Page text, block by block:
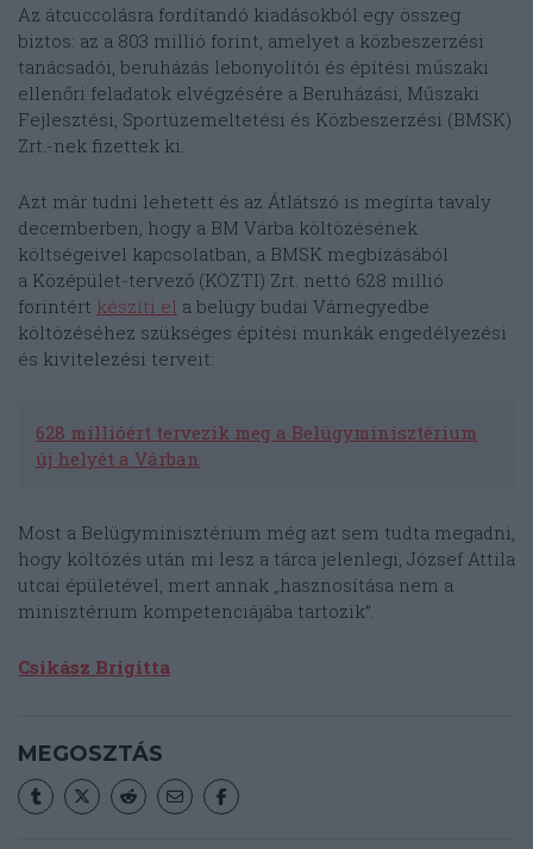
Az átcuccolásra fordítandó kiadásokból egy összeg
biztos: az a 803 millió forint, amelyet a közbeszerzési
tanácsadói, beruházás lebonyolítói és építési műszaki
ellenőri feladatok elvégzésére a Beruházási, Műszaki
Fejlesztési, Sportüzemeltetési és Közbeszerzési (BMSK)
Zrt.-nek fizettek ki.
Azt már tudni lehetett és az Átlátszó is megírta tavaly
decemberben, hogy a BM Várba költözésének
költségeivel kapcsolatban, a BMSK megbízásából
a Középület-tervező (KÖZTI) Zrt. nettó 628 millió
forintért készíti el a belügy budai Várnegyedbe
költözéséhez szükséges építési munkák engedélyezési
és kivitelezési terveit:
628 millióért tervezik meg a Belügyminisztérium
új helyét a Várban
Most a Belügyminisztérium még azt sem tudta megadni,
hogy költözés után mi lesz a tárca jelenlegi, József Attila
utcai épületével, mert annak „hasznosítása nem a
minisztérium kompetenciájába tartozik”.
Csikász Brigitta
MEGOSZTÁS